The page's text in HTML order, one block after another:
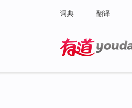
词典 翻译